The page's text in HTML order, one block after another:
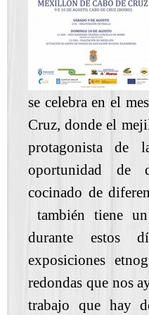
se celebra en el
Cruz, donde el
protagonista de
oportunidad de
cocinado de
también tiene
durante estos
exposiciones
redondas que nos
trabajo que hay